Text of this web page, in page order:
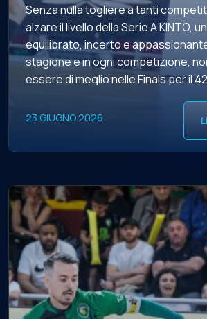
Senza nulla togliere a tanti
alzare il livello della Serie A KINTO,
equilibrato, incerto e
stagione e in ogni competizione,
essere di meglio nelle Finals per il
infinite potenzialità a disposizione
23 GIUGNO 2026